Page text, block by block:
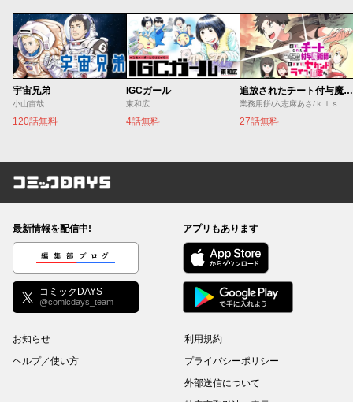
宇宙兄弟
小山宙哉
120話無料
IGCガール
東和広
4話無料
追放されたチート付与魔術師は気ままなセカンドライフを謳歌する。 ～俺は武器だけじゃなく、あらゆるものに『強化ポイント』を付与できるし、俺の意思でいつでも効果を解除できるけど、残った人たち大丈夫？～
27話無料
コミックDAYS
最新情報を配信中!
編集部ブログ
コミックDAYS
@comicdays_team
アプリもあります
お知らせ
ヘルプ／使い方
利用規約
プライバシーポリシー
外部送信について